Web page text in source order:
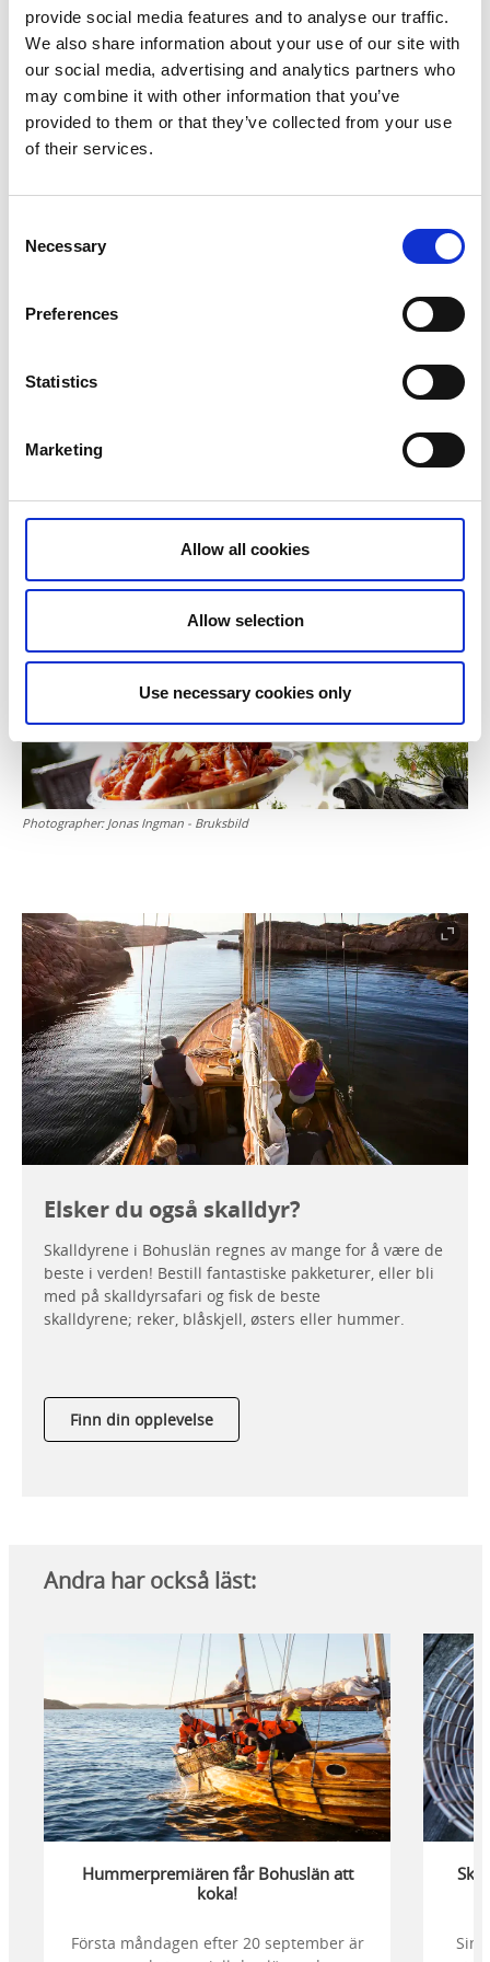
provide social media features and to analyse our traffic.
We also share information about your use of our site with
our social media, advertising and analytics partners who
may combine it with other information that you’ve
provided to them or that they’ve collected from your use
of their services.
Selection
Necessary
Preferences
Statistics
Marketing
Allow all cookies
Allow selection
Use necessary cookies only
Photographer:Jonas Ingman @ Bruksbild
Ferskvannskreps
Tradisjonen tro spiser svenskene ferskvannskreps på
krepsepremieren, som alltid er første torsdag etter 8.
innsjøer og bekker, både som mat for andre dyr og
fordi de vedlikeholder vegetasjonen i innsjøene. Det
fins to arter: den opprinnelige edelkrepsen og den
importerte signalkrepsen. I dag er edelkreps en truet
kjøpe og spise ferskvannskreps fra innsjøer hvor man
Photographer: Jonas Ingman - Bruksbild
Elsker du også skalldyr?
Skalldyrene i Bohuslän regnes av mange for å være de
beste i verden! Bestill fantastiske pakketurer, eller bli
med på skalldyrsafari og fisk de beste
skalldyrene; reker, blåskjell, østers eller hummer.
Finn din opplevelse
Andra har också läst:
Hummerpremiären får Bohuslän att
koka!
Första måndagen efter 20 september är